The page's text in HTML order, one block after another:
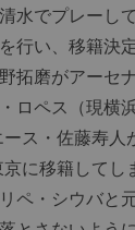
水でプレーし
行い、移籍決
拓磨がアーセ
ロペス（現横
ス・佐藤寿人
に移籍してし
ペ・シウバと